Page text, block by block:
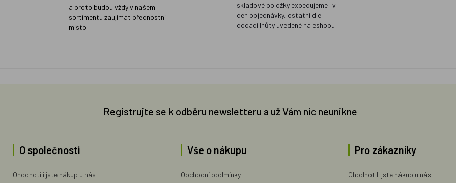
a proto budou vždy v našem
sortimentu zaujímat přednostní
místo
skladové položky expedujeme i v
den objednávky, ostatní dle
dodací lhůty uvedené na eshopu
Registrujte se k odběru newsletteru a už Vám nic neunikne
O společnosti
Ohodnotili jste nákup u nás
Vše o nákupu
Obchodní podmínky
Pro zákazníky
Ohodnotili jste nákup u nás